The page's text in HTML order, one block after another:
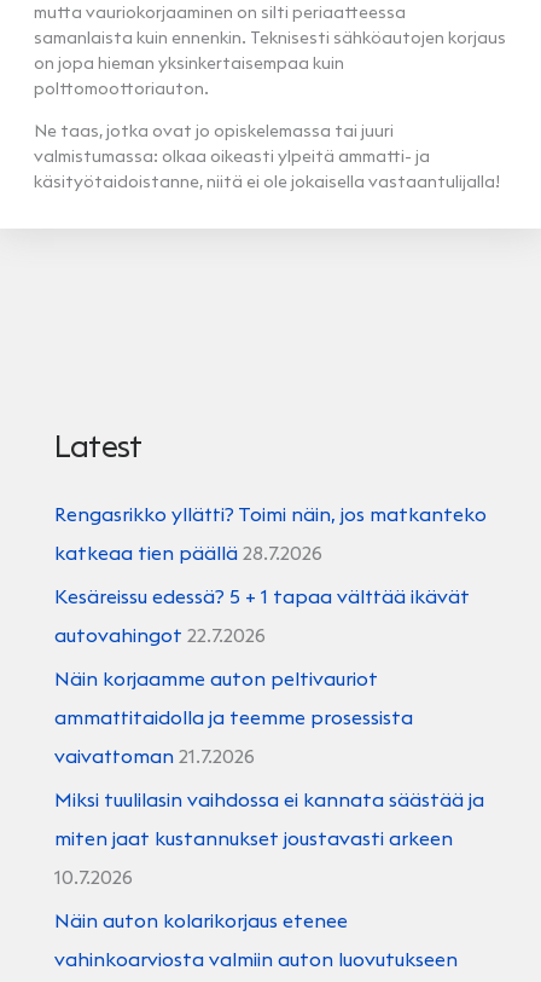
mutta vauriokorjaaminen on silti periaatteessa
samanlaista kuin ennenkin. Teknisesti sähköautojen korjaus
on jopa hieman yksinkertaisempaa kuin
polttomoottoriauton.
Ne taas, jotka ovat jo opiskelemassa tai juuri
valmistumassa: olkaa oikeasti ylpeitä ammatti- ja
käsityötaidoistanne, niitä ei ole jokaisella vastaantulijalla!
Latest
Rengasrikko yllätti? Toimi näin, jos matkanteko
katkeaa tien päällä 28.7.2026
Kesäreissu edessä? 5 + 1 tapaa välttää ikävät
autovahingot 22.7.2026
Näin korjaamme auton peltivauriot
ammattitaidolla ja teemme prosessista
vaivattoman 21.7.2026
Miksi tuulilasin vaihdossa ei kannata säästää ja
miten jaat kustannukset joustavasti arkeen
10.7.2026
Näin auton kolarikorjaus etenee
vahinkoarviosta valmiin auton luovutukseen